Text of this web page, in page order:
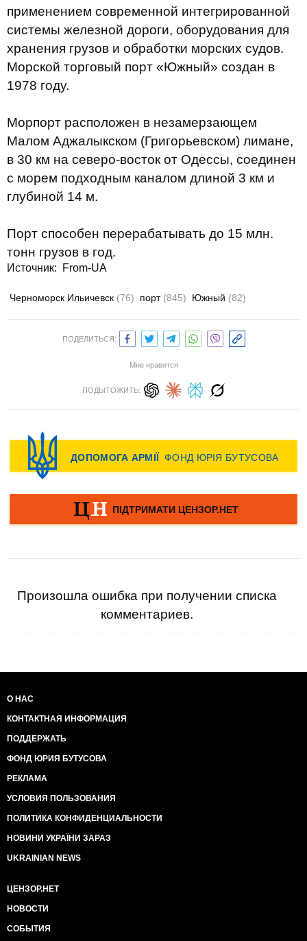
применением современной интегрированной
системы железной дороги, оборудования для
хранения грузов и обработки морских судов.
Морской торговый порт «Южный» создан в
1978 году.
Морпорт расположен в незамерзающем
Малом Аджалыкском (Григорьевском) лимане,
в 30 км на северо-восток от Одессы, соединен
с морем подходным каналом длиной 3 км и
глубиной 14 м.
Порт способен перерабатывать до 15 млн.
тонн грузов в год.
Источник: From-UA
Черноморск Ильичевск (76) порт (845) Южный (82)
ПОДЕЛИТЬСЯ:
Мне нравится
ПОДЫТОЖИТЬ:
Произошла ошибка при получении списка
комментариев.
О НАС
КОНТАКТНАЯ ИНФОРМАЦИЯ
ПОДДЕРЖАТЬ
ФОНД ЮРИЯ БУТУСОВА
РЕКЛАМА
УСЛОВИЯ ПОЛЬЗОВАНИЯ
ПОЛИТИКА КОНФИДЕНЦИАЛЬНОСТИ
НОВИНИ УКРАЇНИ ЗАРАЗ
UKRAINIAN NEWS
ЦЕНЗОР.НЕТ
НОВОСТИ
СОБЫТИЯ